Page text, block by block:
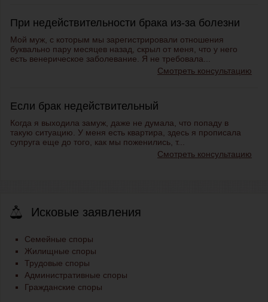
При недействительности брака из-за болезни
Мой муж, с которым мы зарегистрировали отношения
буквально пару месяцев назад, скрыл от меня, что у него
есть венерическое заболевание. Я не требовала...
Смотреть консультацию
Если брак недействительный
Когда я выходила замуж, даже не думала, что попаду в
такую ситуацию. У меня есть квартира, здесь я прописала
супруга еще до того, как мы поженились, т...
Смотреть консультацию
Исковые заявления
Семейные споры
Жилищные споры
Трудовые споры
Административные споры
Гражданские споры